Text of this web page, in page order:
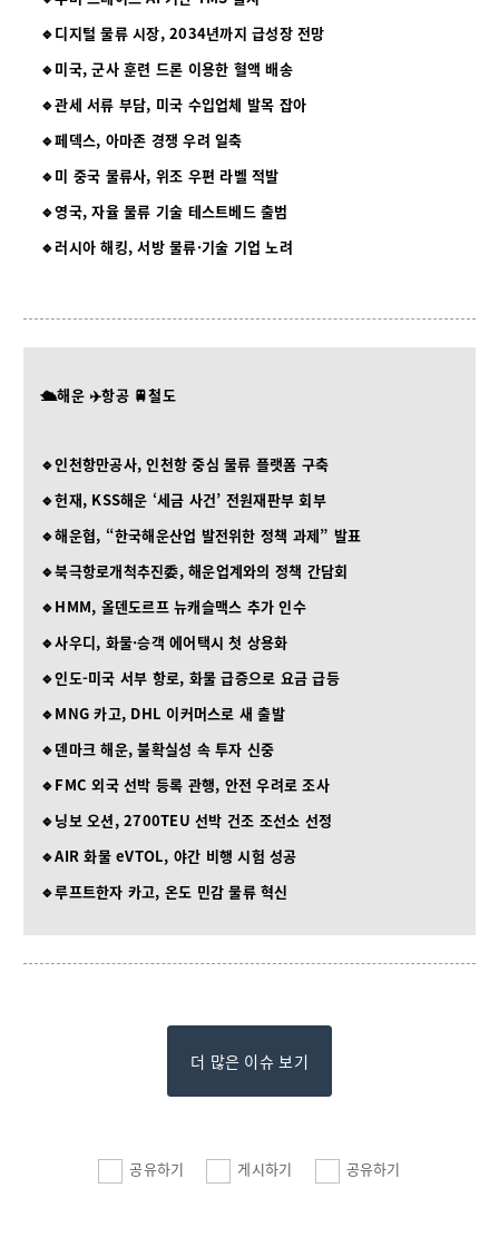
🔹디지털 물류 시장, 2034년까지 급성장 전망
🔹미국, 군사 훈련 드론 이용한 혈액 배송
🔹관세 서류 부담, 미국 수입업체 발목 잡아
🔹페덱스, 아마존 경쟁 우려 일축
🔹미 중국 물류사, 위조 우편 라벨 적발
🔹영국, 자율 물류 기술 테스트베드 출범
🔹러시아 해킹, 서방 물류·기술 기업 노려
🛳️해운 ✈️항공 🚆철도
🔹인천항만공사, 인천항 중심 물류 플랫폼 구축
🔹헌재, KSS해운 ‘세금 사건’ 전원재판부 회부
🔹해운협, “한국해운산업 발전위한 정책 과제” 발표
🔹북극항로개척추진委, 해운업계와의 정책 간담회
🔹HMM, 올덴도르프 뉴캐슬맥스 추가 인수
🔹사우디, 화물·승객 에어택시 첫 상용화
🔹인도-미국 서부 항로, 화물 급증으로 요금 급등
🔹MNG 카고, DHL 이커머스로 새 출발
🔹덴마크 해운, 불확실성 속 투자 신중
🔹FMC 외국 선박 등록 관행, 안전 우려로 조사
🔹닝보 오션, 2700TEU 선박 건조 조선소 선정
🔹AIR 화물 eVTOL, 야간 비행 시험 성공
🔹루프트한자 카고, 온도 민감 물류 혁신
더 많은 이슈 보기
공유하기 게시하기 공유하기